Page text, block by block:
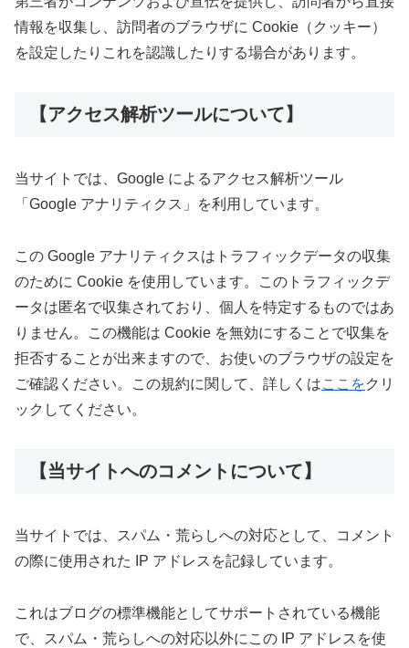
情報を収集し、訪問者のブラウザに Cookie（クッキー）
を設定したりこれを認識したりする場合があります。
【アクセス解析ツールについて】
当サイトでは、Google によるアクセス解析ツール
「Google アナリティクス」を利用しています。
この Google アナリティクスはトラフィックデータの収集
のために Cookie を使用しています。このトラフィックデ
ータは匿名で収集されており、個人を特定するものではあ
りません。この機能は Cookie を無効にすることで収集を
拒否することが出来ますので、お使いのブラウザの設定を
ご確認ください。この規約に関して、詳しくはここをクリ
ックしてください。
【当サイトへのコメントについて】
当サイトでは、スパム・荒らしへの対応として、コメント
の際に使用された IP アドレスを記録しています。
これはブログの標準機能としてサポートされている機能
で、スパム・荒らしへの対応以外にこの IP アドレスを使